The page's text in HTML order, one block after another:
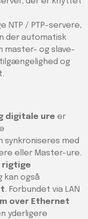
NTP / PTP-servere,
der automatisk
master- og slave-
og
digitale ure er
med
eller Master-ure.
rigtige
kan også
. Forbundet via LAN
over Ethernet
yderligere